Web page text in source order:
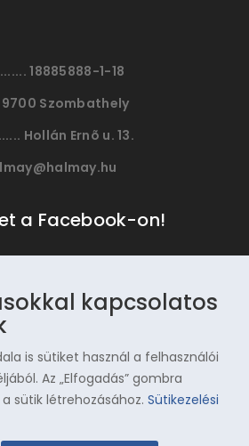
18885888-1-18
9700 Szombathely
Hollán Ernõ u. 13.
a Facebook-on!
Zoltán Olimpiai Hagyományörző
kapcsolatos
is sütiket használ a felhasználói
Az „Elfogadás” gombra
sütik létrehozásához.Sütikezelési